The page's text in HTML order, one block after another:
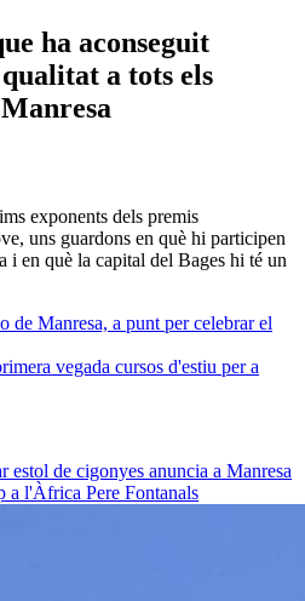
ha aconseguit
a tots els
exponents dels premis
uns guardons en què hi participen
i en què la capital del Bages hi té un
de Manresa, a punt per celebrar el
vegada cursos d'estiu per a
estol de cigonyes anuncia a Manresa
a l'Àfrica Pere Fontanals